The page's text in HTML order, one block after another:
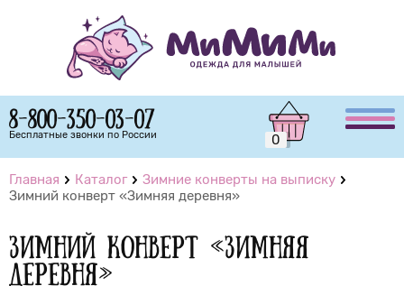
8-800-350-03-07
Бесплатные звонки по России 0
Главная Каталог
Зимние конверты на выписку
Зимний конверт «Зимняя деревня»
Зимний конверт «Зимняя
деревня»